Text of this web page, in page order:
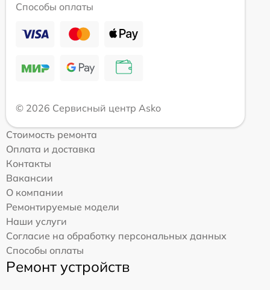
Способы оплаты
© 2026 Сервисный центр Asko
Стоимость ремонта
Оплата и доставка
Контакты
Вакансии
О компании
Ремонтируемые модели
Наши услуги
Согласие на обработку персональных данных
Способы оплаты
Ремонт устройств